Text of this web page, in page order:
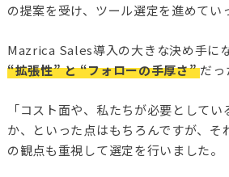
の提案を受け、ツール選定を進めてい
Mazrica Sales導入の大きな決め手に
“拡張性” と “フォローの手厚さ”だっ
「コスト面や、私たちが必要として
か、といった点はもちろんですが、そ
の観点も重視して選定を行いました。